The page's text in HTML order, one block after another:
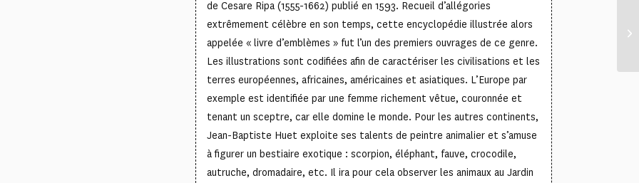
de Cesare Ripa (1555-1662) publié en 1593. Recueil d’allégories
extrêmement célèbre en son temps, cette encyclopédie illustrée alors
appelée « livre d’emblèmes » fut l’un des premiers ouvrages de ce genre.
Les illustrations sont codifiées afin de caractériser les civilisations et les
terres européennes, africaines, américaines et asiatiques. L’Europe par
exemple est identifiée par une femme richement vêtue, couronnée et
tenant un sceptre, car elle domine le monde. Pour les autres continents,
Jean-Baptiste Huet exploite ses talents de peintre animalier et s’amuse
à figurer un bestiaire exotique : scorpion, éléphant, fauve, crocodile,
autruche, dromadaire, etc. Il ira pour cela observer les animaux au Jardin